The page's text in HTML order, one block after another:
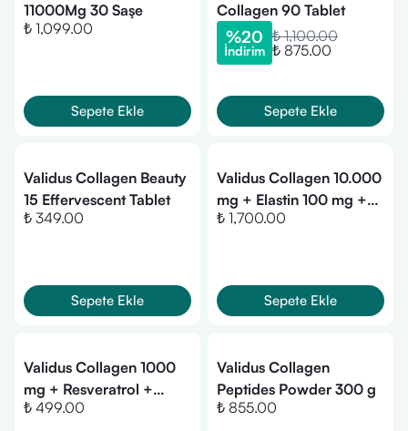
11000Mg 30 Saşe
₺ 1,099.00
Sepete Ekle
Collagen 90 Tablet
%20
İndirim
₺ 1,100.00
₺ 875.00
Sepete Ekle
Validus Collagen Beauty
15 Effervescent Tablet
₺ 349.00
Sepete Ekle
Validus Collagen 10.000
mg + Elastin 100 mg +
Glutathione 200 mg 30
₺ 1,700.00
Sepete Ekle
Validus Collagen 1000
mg + Resveratrol +
Hyaluronic Acid 30
₺ 499.00
Validus Collagen
Peptides Powder 300 g
₺ 855.00